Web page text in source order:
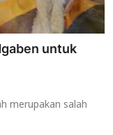
untuk
merupakan salah